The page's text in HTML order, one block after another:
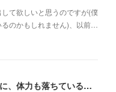
て欲しいと思うのですが(僕
のかもしれません)、以前…
はっきり言って奇跡です！入院せずに、体力も落ちている状況でケトアシドーシスから復活